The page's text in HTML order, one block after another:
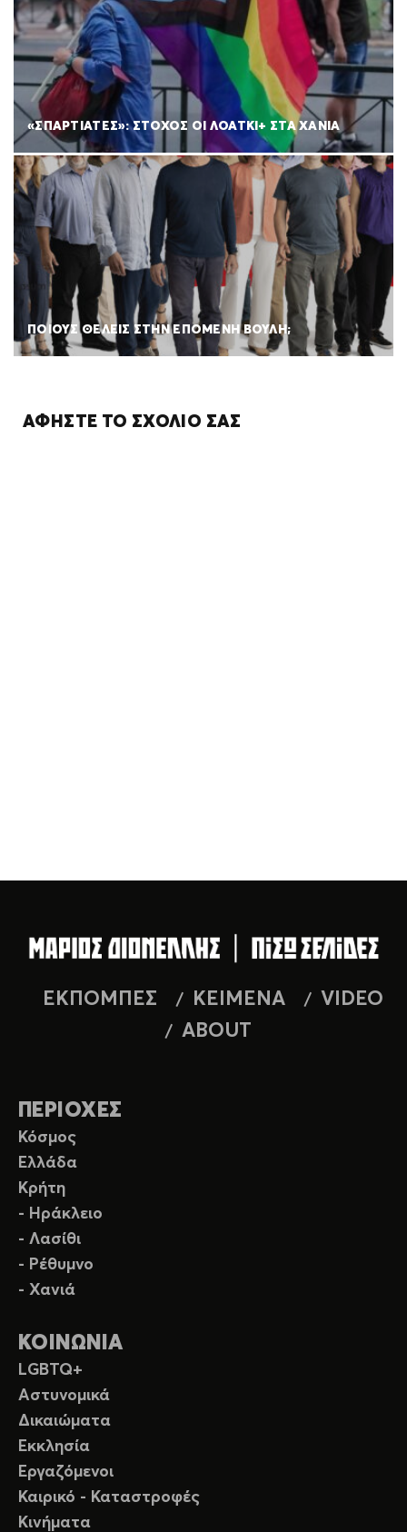
«ΣΠΑΡΤΙΑΤΕΣ»: ΣΤΟΧΟΣ ΟΙ ΛΟΑΤΚΙ+ ΣΤΑ ΧΑΝΙΑ
ΠΟΙΟΥΣ ΘΕΛΕΙΣ ΣΤΗΝ ΕΠΟΜΕΝΗ ΒΟΥΛΗ;
ΑΦΉΣΤΕ ΤΟ ΣΧΌΛΙΌ ΣΑΣ
ΕΚΠΟΜΠΕΣ ΚΕΙΜΕΝΑ
VIDEO
ABOUT
ΠΕΡΙΟΧΕΣ
Κόσμος
Ελλάδα
Κρήτη
- Ηράκλειο
- Λασίθι
- Ρέθυμνο
- Χανιά
ΚΟΙΝΩΝΙΑ
LGBTQ+
Αστυνομικά
Δικαιώματα
Εκκλησία
Εργαζόμενοι
Καιρικό - Καταστροφές
Κινήματα